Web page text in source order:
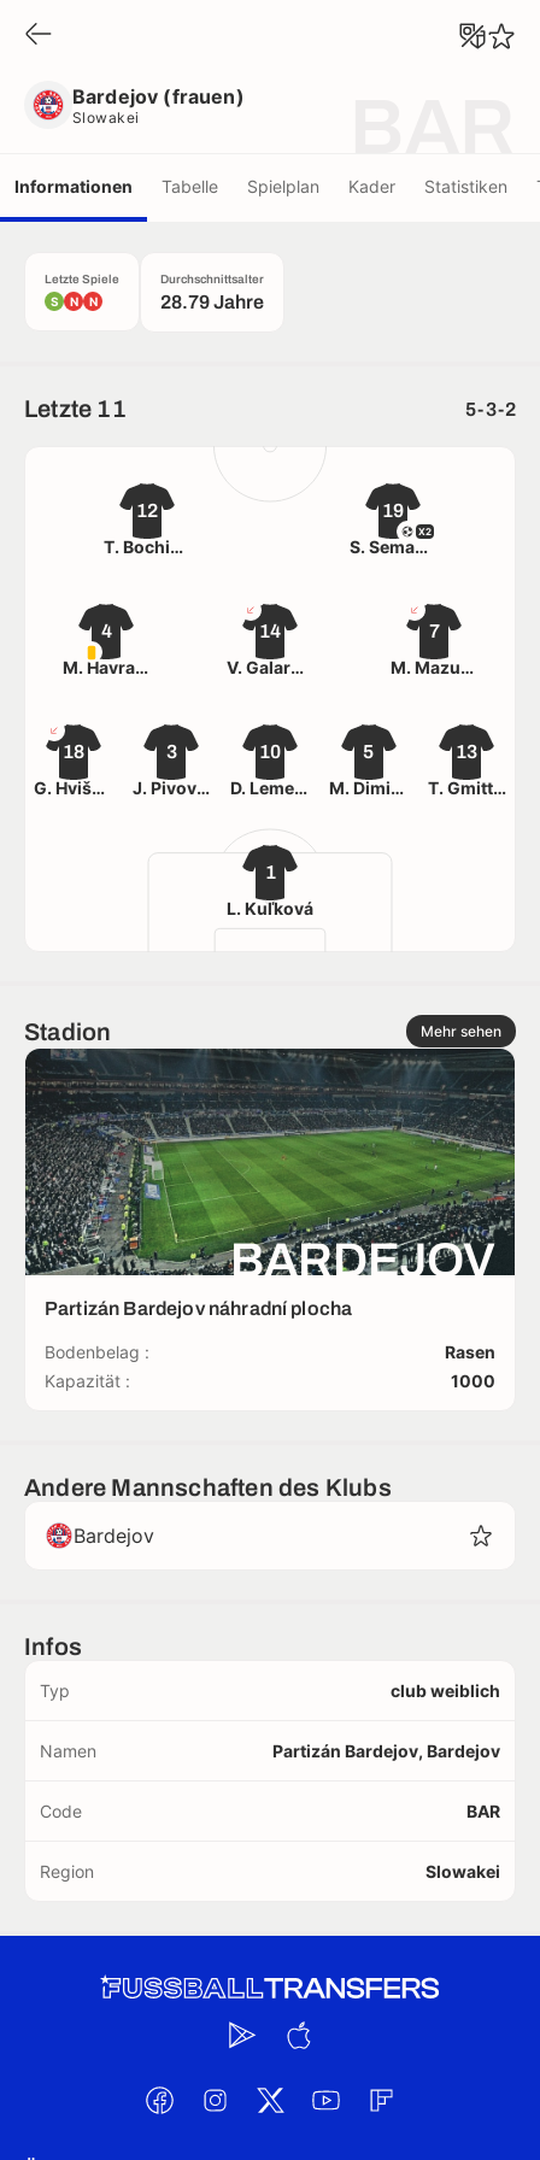
Bardejov (frauen)
Slowakei
Informationen Tabelle Spielplan Kader Statistiken
Letzte Spiele
S N N
Durchschnittsalter
28.79 Jahre
Letzte 11 5-3-2
1
L. Kuľková
18
G. Hviščová
3
J. Pivovarníková
10
D. Lemešová
5
M. Dimitrijević
13
T. Gmitterová
4
M. Havranová
14
V. Galarovičová
7
M. Mazurová
12
T. Bochinová
19
S. Semanová
X2
Stadion Mehr sehen
BARDEJOV
Partizán Bardejov náhradní plocha
Bodenbelag :
Rasen
Kapazität :
1000
Andere Mannschaften des Klubs
Bardejov
Infos
Typ club weiblich
Namen Partizán Bardejov, Bardejov
Code BAR
Region Slowakei